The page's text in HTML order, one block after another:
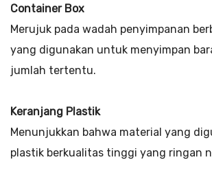
Container Box
Merujuk pada wadah penyimpanan
yang digunakan untuk menyimpan
jumlah tertentu.
Keranjang Plastik
Menunjukkan bahwa material yang
plastik berkualitas tinggi yang ringan